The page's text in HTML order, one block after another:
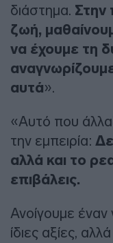
διάστημα. Στην
ζωή,
να έχουμε τη
αυτά».
«Αυτό που
την εμπειρία:
αλλά και το
επιβάλεις.
Ανοίγουμε
ίδιες αξίες,